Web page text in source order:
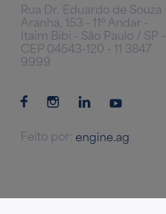
Rua Dr. Eduardo de Souza
Aranha, 153 - 11º Andar -
Itaim Bibi - São Paulo / SP –
CEP 04543-120 - 11 3847
9999
Feito por: engine.ag